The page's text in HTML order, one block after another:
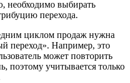
необходимо выбирать
перехода.
циклом продаж нужна
переход». Например, это
может повторить
поэтому учитывается только